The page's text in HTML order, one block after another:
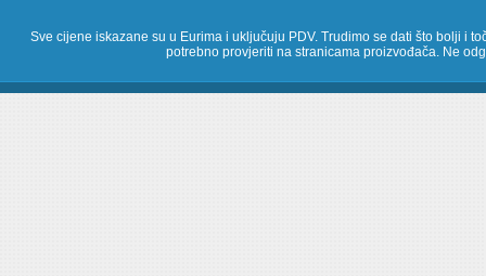
Sve cijene iskazane su u Eurima i uključuju PDV. Trudimo se dati što bolji i
potrebno provjeriti na stranicama proizvođača. Ne